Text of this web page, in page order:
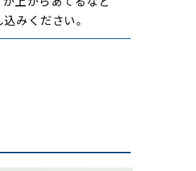
みください。